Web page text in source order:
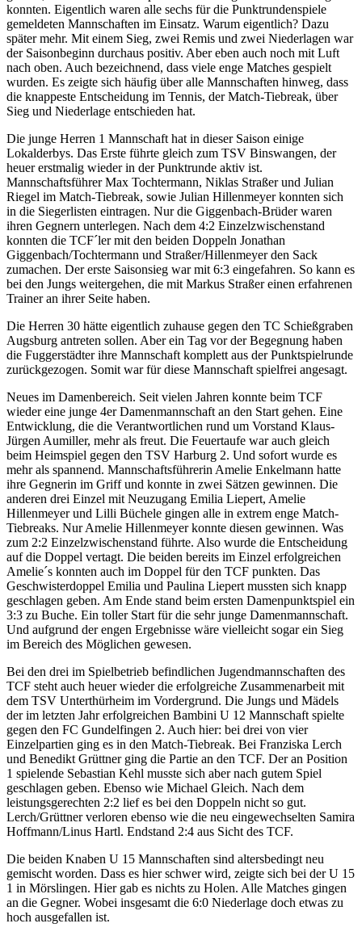
konnten. Eigentlich waren alle sechs für die Punktrundenspiele
gemeldeten Mannschaften im Einsatz. Warum eigentlich? Dazu
später mehr. Mit einem Sieg, zwei Remis und zwei Niederlagen war
der Saisonbeginn durchaus positiv. Aber eben auch noch mit Luft
nach oben. Auch bezeichnend, dass viele enge Matches gespielt
wurden. Es zeigte sich häufig über alle Mannschaften hinweg, dass
die knappeste Entscheidung im Tennis, der Match-Tiebreak, über
Sieg und Niederlage entschieden hat.
Die junge Herren 1 Mannschaft hat in dieser Saison einige
Lokalderbys. Das Erste führte gleich zum TSV Binswangen, der
heuer erstmalig wieder in der Punktrunde aktiv ist.
Mannschaftsführer Max Tochtermann, Niklas Straßer und Julian
Riegel im Match-Tiebreak, sowie Julian Hillenmeyer konnten sich
in die Siegerlisten eintragen. Nur die Giggenbach-Brüder waren
ihren Gegnern unterlegen. Nach dem 4:2 Einzelzwischenstand
konnten die TCF´ler mit den beiden Doppeln Jonathan
Giggenbach/Tochtermann und Straßer/Hillenmeyer den Sack
zumachen. Der erste Saisonsieg war mit 6:3 eingefahren. So kann es
bei den Jungs weitergehen, die mit Markus Straßer einen erfahrenen
Trainer an ihrer Seite haben.
Die Herren 30 hätte eigentlich zuhause gegen den TC Schießgraben
Augsburg antreten sollen. Aber ein Tag vor der Begegnung haben
die Fuggerstädter ihre Mannschaft komplett aus der Punktspielrunde
zurückgezogen. Somit war für diese Mannschaft spielfrei angesagt.
Neues im Damenbereich. Seit vielen Jahren konnte beim TCF
wieder eine junge 4er Damenmannschaft an den Start gehen. Eine
Entwicklung, die die Verantwortlichen rund um Vorstand Klaus-
Jürgen Aumiller, mehr als freut. Die Feuertaufe war auch gleich
beim Heimspiel gegen den TSV Harburg 2. Und sofort wurde es
mehr als spannend. Mannschaftsführerin Amelie Enkelmann hatte
ihre Gegnerin im Griff und konnte in zwei Sätzen gewinnen. Die
anderen drei Einzel mit Neuzugang Emilia Liepert, Amelie
Hillenmeyer und Lilli Büchele gingen alle in extrem enge Match-
Tiebreaks. Nur Amelie Hillenmeyer konnte diesen gewinnen. Was
zum 2:2 Einzelzwischenstand führte. Also wurde die Entscheidung
auf die Doppel vertagt. Die beiden bereits im Einzel erfolgreichen
Amelie´s konnten auch im Doppel für den TCF punkten. Das
Geschwisterdoppel Emilia und Paulina Liepert mussten sich knapp
geschlagen geben. Am Ende stand beim ersten Damenpunktspiel ein
3:3 zu Buche. Ein toller Start für die sehr junge Damenmannschaft.
Und aufgrund der engen Ergebnisse wäre vielleicht sogar ein Sieg
im Bereich des Möglichen gewesen.
Bei den drei im Spielbetrieb befindlichen Jugendmannschaften des
TCF steht auch heuer wieder die erfolgreiche Zusammenarbeit mit
dem TSV Unterthürheim im Vordergrund. Die Jungs und Mädels
der im letzten Jahr erfolgreichen Bambini U 12 Mannschaft spielte
gegen den FC Gundelfingen 2. Auch hier: bei drei von vier
Einzelpartien ging es in den Match-Tiebreak. Bei Franziska Lerch
und Benedikt Grüttner ging die Partie an den TCF. Der an Position
1 spielende Sebastian Kehl musste sich aber nach gutem Spiel
geschlagen geben. Ebenso wie Michael Gleich. Nach dem
leistungsgerechten 2:2 lief es bei den Doppeln nicht so gut.
Lerch/Grüttner verloren ebenso wie die neu eingewechselten Samira
Hoffmann/Linus Hartl. Endstand 2:4 aus Sicht des TCF.
Die beiden Knaben U 15 Mannschaften sind altersbedingt neu
gemischt worden. Dass es hier schwer wird, zeigte sich bei der U 15
1 in Mörslingen. Hier gab es nichts zu Holen. Alle Matches gingen
an die Gegner. Wobei insgesamt die 6:0 Niederlage doch etwas zu
hoch ausgefallen ist.